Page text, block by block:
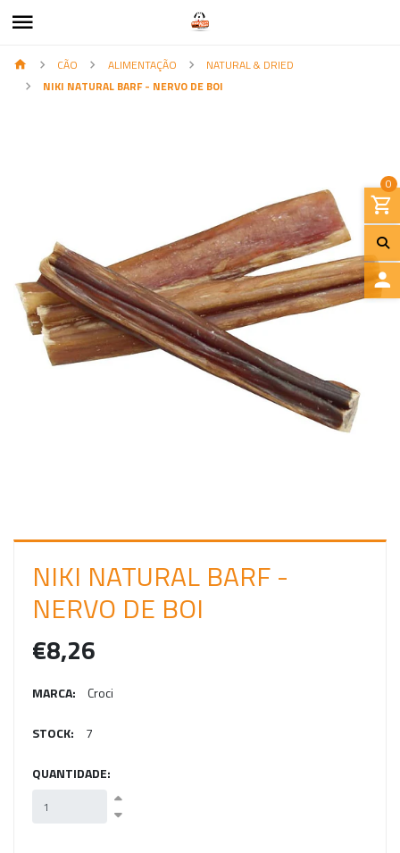
0
CÃO ALIMENTAÇÃO
NATURAL & DRIED
NIKI NATURAL BARF - NERVO DE BOI
NIKI NATURAL BARF -
NERVO DE BOI
€8,26
MARCA: Croci
STOCK: 7
QUANTIDADE: